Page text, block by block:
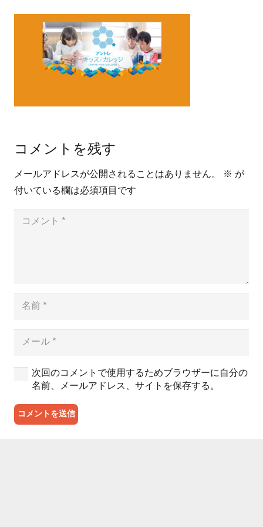
コメントを残す
メールアドレスが公開されることはありません。 ※ が
付いている欄は必須項目です
次回のコメントで使用するためブラウザーに自分の
名前、メールアドレス、サイトを保存する。
コメントを送信